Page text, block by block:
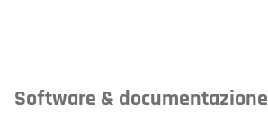
Software & documentazione